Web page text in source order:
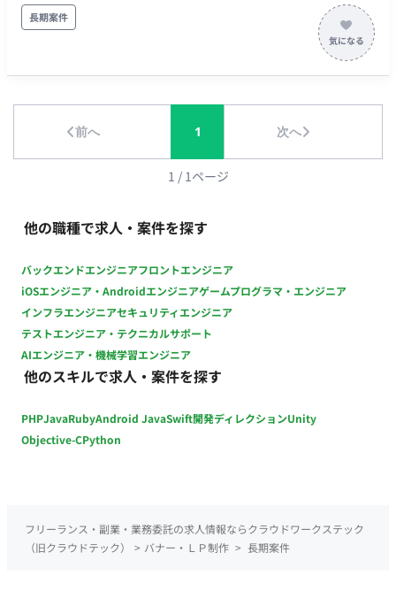
長期案件
前へ 1 次へ
1 / 1ページ
他の職種で求人・案件を探す
バックエンドエンジニアフロントエンジニア
iOSエンジニア・Androidエンジニアゲームプログラマ・エンジニア
インフラエンジニアセキュリティエンジニア
テストエンジニア・テクニカルサポート
AIエンジニア・機械学習エンジニア
他のスキルで求人・案件を探す
PHPJavaRubyAndroid JavaSwift開発ディレクションUnity
Objective-CPython
フリーランス・副業・業務委託の求人情報ならクラウドワークステック
（旧クラウドテック）
> バナー・ＬＰ制作 > 長期案件